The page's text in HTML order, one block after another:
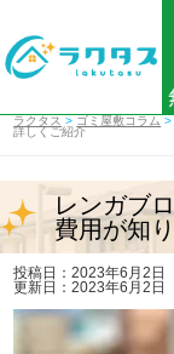
ラクタス > ゴミ屋敷コラム >
詳しくご紹介
レンガブ
費用が知
投稿日：2023年6月2日
更新日：2023年6月2日